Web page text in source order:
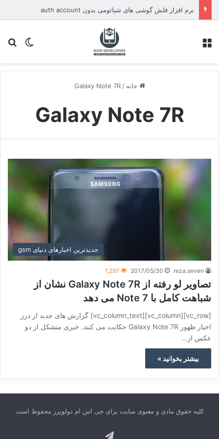
نرم افزار فلش گوشی های شیائومی بدون auth account
تغییر
خانه /
Galaxy Note 7R
Galaxy Note 7R
جدیدترین اخبارهای دنیای gsm
reza.seven
2017/05/30
1,297
تصاویر لو رفته از Galaxy Note 7R نشان از
شباهت کامل با Note 7 می دهد
[vc_row][vc_column][vc_column_text] گزارش های جدید از درز
اخبار ظهور Galaxy Note 7R حکایت می کنند. خبری متشکل از دو
عکس از…
بیشتر بخوانید »
کلیه حقوق مادی و معنوی سایت برای جی اس ام دولوپرز محفوظ است
تلگرام